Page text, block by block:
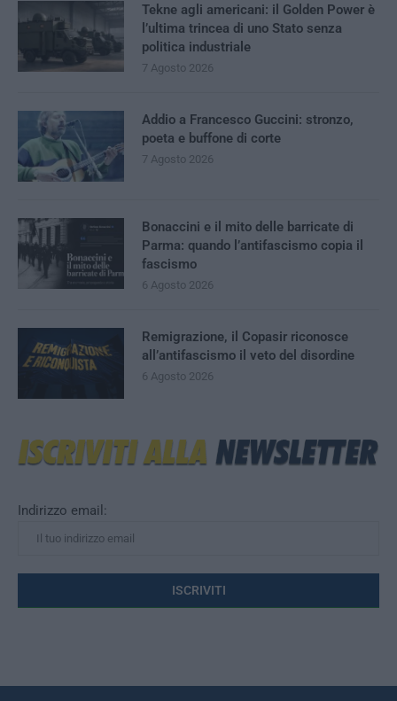
Indirizzo email:
Tekne agli americani: il Golden Power è
l’ultima trincea di uno Stato senza
politica industriale
7 Agosto 2026
Addio a Francesco Guccini: stronzo,
poeta e buffone di corte
7 Agosto 2026
Bonaccini e il mito delle barricate di
Parma: quando l’antifascismo copia il
fascismo
6 Agosto 2026
Remigrazione, il Copasir riconosce
all’antifascismo il veto del disordine
6 Agosto 2026